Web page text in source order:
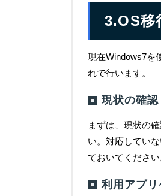
3.OS移
現在Windows7を
れで行います。
現状の確認
まずは、現状の
い。対応してい
ておいてください
利用アプ